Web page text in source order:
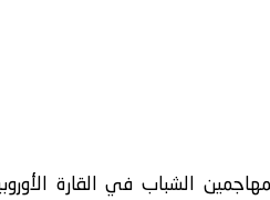
الشباب في القارة